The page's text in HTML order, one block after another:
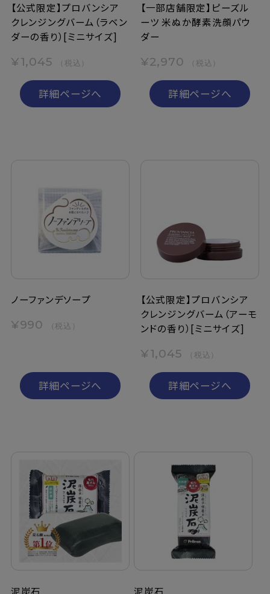
【公式限定】プロバンシア
クレンジングバーム（ラベン
ダーの香り）[ミニサイズ]
¥1,045 （税込）
詳細ページへ
【一部店舗限定】ピーズル
ーツ 米ぬか酵素洗顔パウ
ダー
¥2,970 （税込）
詳細ページへ
ノーファンデソープ
¥990 （税込）
詳細ページへ
【公式限定】プロバンシア
クレンジングバーム（アーモ
ンドの香り）[ミニサイズ]
¥1,045 （税込）
詳細ページへ
泥炭石 泥炭石